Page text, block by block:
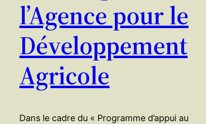
l’Agence pour le
Développement
Agricole
Dans le cadre du « Programme d’appui au